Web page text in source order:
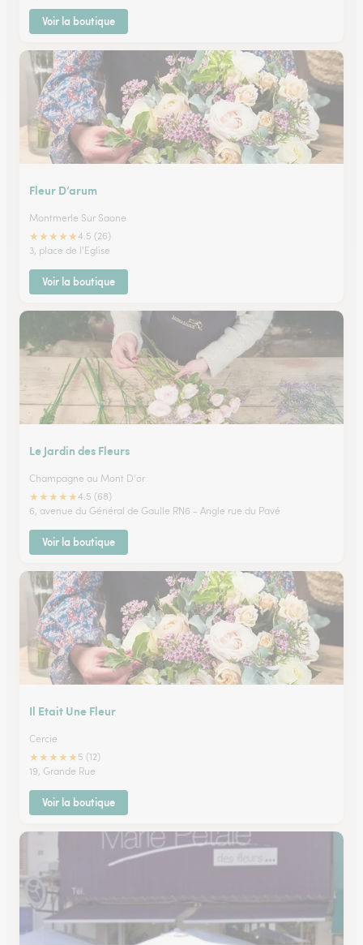
Voir la boutique
Fleur D’arum
Montmerle Sur Saone
★★★★★4.5 (26)
3, place de l'Eglise
Voir la boutique
Le Jardin des Fleurs
Champagne au Mont D'or
★★★★★4.5 (68)
6, avenue du Général de Gaulle RN6 - Angle rue du Pavé
Voir la boutique
Il Etait Une Fleur
Cercie
★★★★★ 5 (12)
19, Grande Rue
Voir la boutique